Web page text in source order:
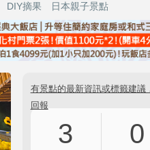
DIY摘果 日本親子景點
有景點的最新資訊或標籤建議
回報
3 0